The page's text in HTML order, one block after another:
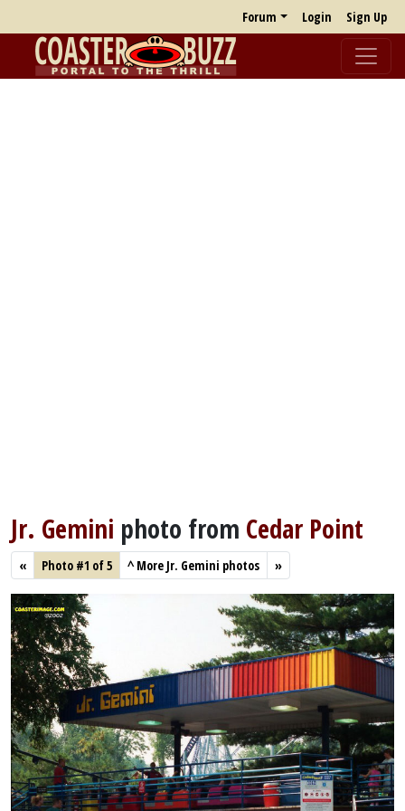
Forum Login Sign Up
Jr. Gemini photo from Cedar Point
« Photo #1 of 5 ^More Jr. Gemini photos »